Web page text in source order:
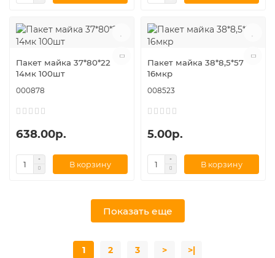
Пакет майка 37*80*22
14мк 100шт
000878
638.00р.
В корзину
Пакет майка 38*8,5*57
16мкр
008523
5.00р.
В корзину
Показать еще
1 2 3 > >|